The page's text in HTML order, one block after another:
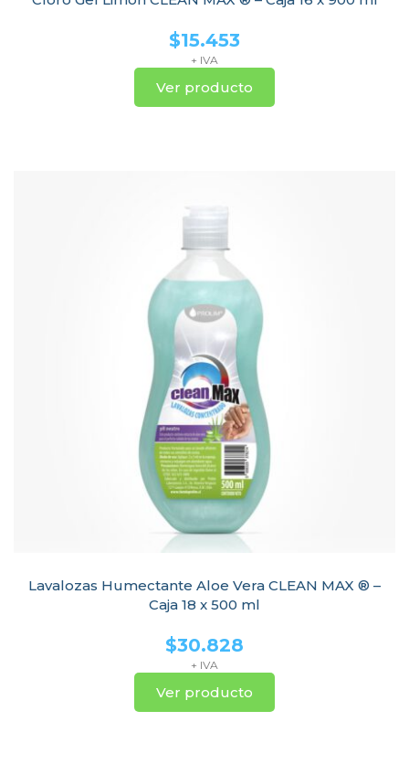
$15.453
+ IVA
Ver producto
Lavalozas Humectante Aloe Vera CLEAN MAX ® –
Caja 18 x 500 ml
$30.828
+ IVA
Ver producto